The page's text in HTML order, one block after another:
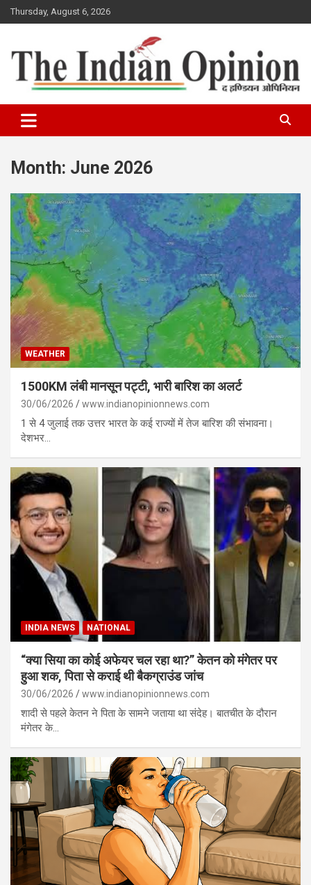
Skip
to
Thursday, August 6, 2026
Indian Opinion News
Month: June 2026
WEATHER
1500KM लंबी मानसून पट्टी, भारी बारिश का अलर्ट
30/06/2026 www.indianopinionnews.com
1 से 4 जुलाई तक उत्तर भारत के कई राज्यों में तेज बारिश की संभावना।
देशभर…
INDIA NEWS NATIONAL
“क्या सिया का कोई अफेयर चल रहा था?” केतन को मंगेतर पर
हुआ शक, पिता से कराई थी बैकग्राउंड जांच
30/06/2026 www.indianopinionnews.com
शादी से पहले केतन ने पिता के सामने जताया था संदेह। बातचीत के दौरान
मंगेतर के…